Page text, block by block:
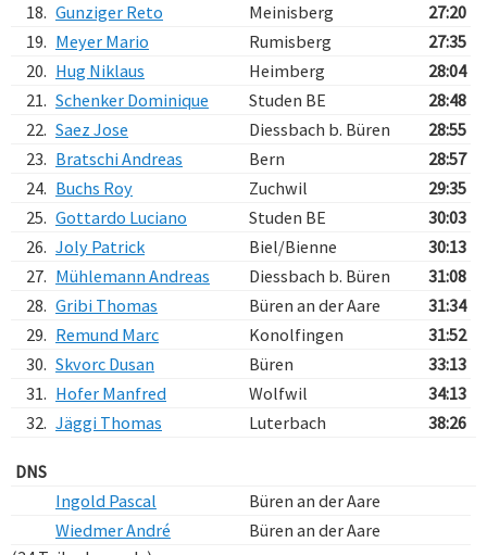
18. Gunziger Reto Meinisberg
27:20
19. Meyer Mario Rumisberg
27:35
20. Hug Niklaus Heimberg
28:04
21. Schenker Dominique Studen BE
28:48
22. Saez Jose Diessbach b. Büren
28:55
23. Bratschi Andreas Bern
28:57
24. Buchs Roy Zuchwil
29:35
25. Gottardo Luciano Studen BE
30:03
26. Joly Patrick Biel/Bienne
30:13
27. Mühlemann Andreas Diessbach b. Büren
31:08
28. Gribi Thomas Büren an der Aare
31:34
29. Remund Marc Konolfingen
31:52
30. Skvorc Dusan Büren
33:13
31. Hofer Manfred Wolfwil
34:13
32. Jäggi Thomas Luterbach 38:26
DNS
Ingold Pascal
Büren an der Aare
Wiedmer André
Büren an der Aare